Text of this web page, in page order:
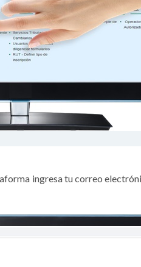
ingresa tu correo